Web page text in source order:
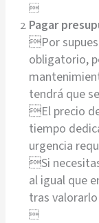

Pagar
Por
obligatorio,
tendrá que
El precio
tiempo
urgencia
Si
al igual que
tras
